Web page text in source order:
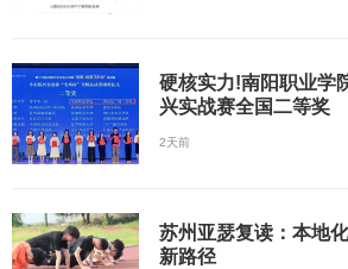
硬核实力!南阳职业学
兴实战赛全国二等奖
2天前
苏州亚瑟复读：本地
新路径